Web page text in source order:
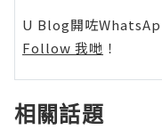
U Blog開咗
Follow 我哋 ！
相關話題